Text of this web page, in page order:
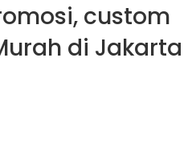
custom
di Jakarta